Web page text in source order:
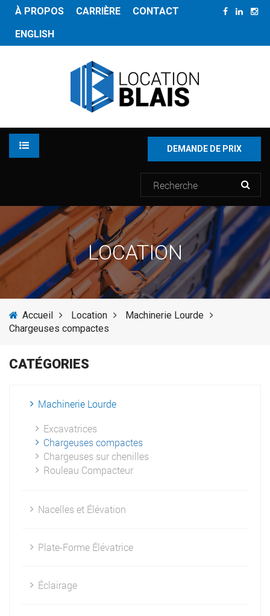
À PROPOS CARRIÈRE
CONTACT
ENGLISH
LOCATION
INVENTAIRE
SERVICES
ACTUALITÉS
FOURNISSEURS
DEMANDE DE PRIX
LOCATION
Accueil Location
Machinerie Lourde
Chargeuses compactes
CATÉGORIES
Machinerie Lourde
Excavatrices
Chargeuses compactes
Chargeuses sur chenilles
Rouleau Compacteur
Nacelles et Élévation
Plate-Forme Élévatrice
Éclairage